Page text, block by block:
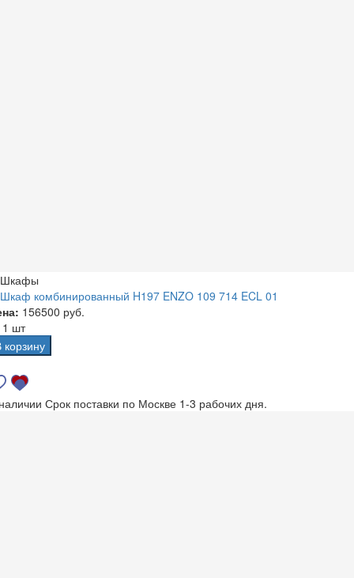
Шкафы
Шкаф комбинированный H197 ENZO 109 714 ECL 01
156500 руб.
1 шт
корзину
Срок поставки по Москве 1-3 рабочих дня.